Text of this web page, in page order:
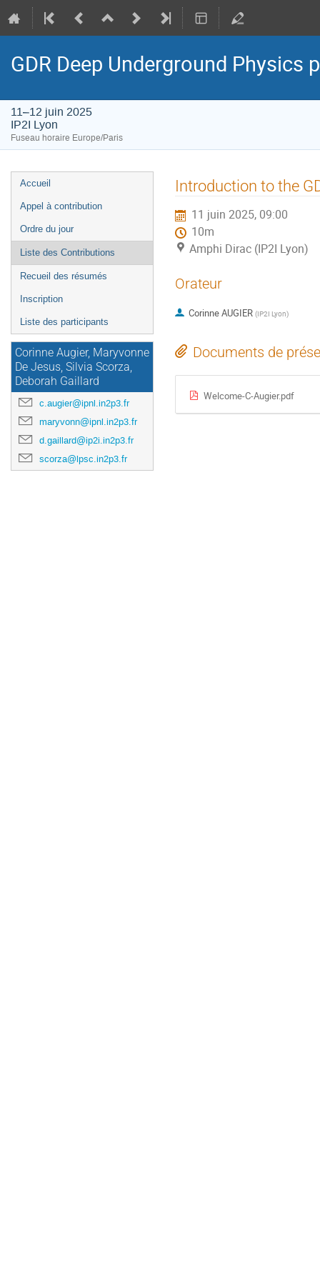
GDR Deep Underground Physics
11–12 juin 2025
IP2I Lyon
Fuseau horaire Europe/Paris
Menu
de
Accueil
Appel à contribution
Ordre du jour
Liste des Contributions
Recueil des résumés
Inscription
Liste des participants
Corinne Augier, Maryvonne
De Jesus, Silvia Scorza,
Deborah Gaillard
c.augier@ipnl.in2p3.fr
maryvonn@ipnl.in2p3.fr
d.gaillard@ip2i.in2p3.fr
scorza@lpsc.in2p3.fr
Introduction to the
11 juin 2025, 09:00
10m
Amphi Dirac (IP2I Lyon)
Orateur
Corinne AUGIER (IP2I Lyon)
Documents de
Welcome-C-Augier.pdf